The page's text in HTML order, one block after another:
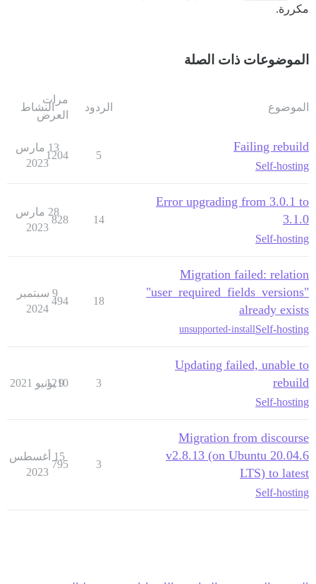
مكررة.
الموضوعات ذات الصلة
الموضوع الردود
مرات
العرض
النشاط
Failing rebuild
Self-hosting
5
1204
13 مارس
2023
Error upgrading from 3.0.1 to
3.1.0
Self-hosting
14
828
28 مارس
2023
Migration failed: relation
"user_required_fields_versions"
already exists
Self-hosting
unsupported-install
18
494
9 سبتمبر
2024
Updating failed, unable to
rebuild
Self-hosting
3
1210
9 يونيو 2021
Migration from discourse
v2.8.13 (on Ubuntu 20.04.6
LTS) to latest
Self-hosting
3
795
15 أغسطس
2023